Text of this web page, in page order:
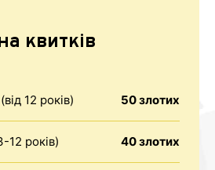
квитків
12 років) 50 злотих
12 років) 40 злотих